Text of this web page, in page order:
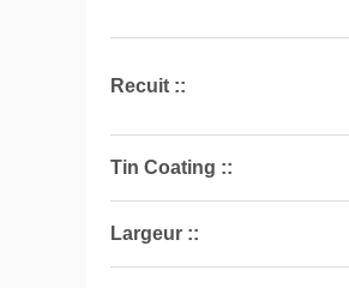
Recuit ::
Tin Coating ::
Largeur ::